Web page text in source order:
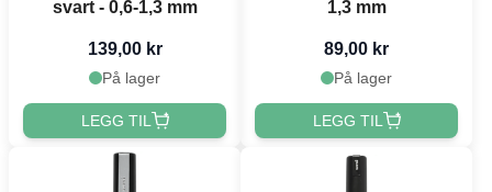
svart - 0,6-1,3 mm
139,00 kr
På lager
LEGG TIL
1,3 mm
89,00 kr
På lager
LEGG TIL